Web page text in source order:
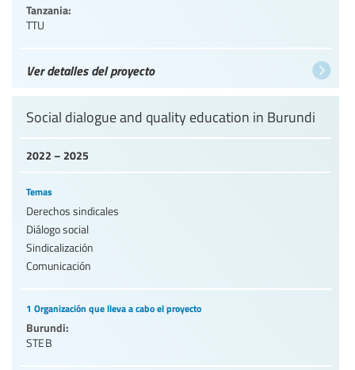
Tanzania:
TTU
Ver detalles del proyecto
2022 – 2025
Social dialogue and quality education in Burundi
Temas
Derechos sindicales
Diálogo social
Sindicalización
Comunicación
1 Organización que lleva a cabo el proyecto
Burundi:
STEB